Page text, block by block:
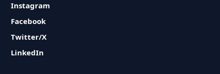
Instagram
Facebook
Twitter/X
LinkedIn